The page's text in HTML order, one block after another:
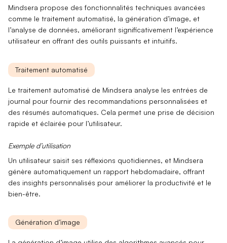
Mindsera propose des fonctionnalités techniques avancées
comme letraitement automatisé, la génération d’image, et
l’analyse de données, améliorant significativement l’expérience
utilisateur en offrant des outils puissants et intuitifs.
Traitement automatisé
Letraitement automatisé de Mindsera analyse les entrées de
journal pour fournir des recommandations personnalisées et
des résumés automatiques. Cela permet une prise de décision
rapide et éclairée pour l’utilisateur.
Exemple d’utilisation
Un utilisateur saisit ses réflexions quotidiennes, et Mindsera
génère automatiquement un rapport hebdomadaire, offrant
des insights personnalisés pour améliorer la productivité et le
bien-être.
Génération d’image